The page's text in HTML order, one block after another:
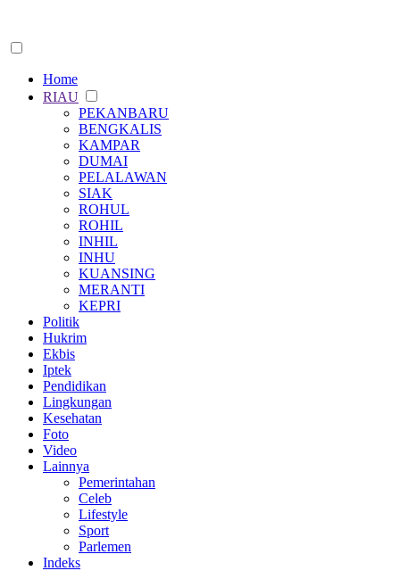
Home
RIAU
PEKANBARU
BENGKALIS
KAMPAR
DUMAI
PELALAWAN
SIAK
ROHUL
ROHIL
INHIL
INHU
KUANSING
MERANTI
KEPRI
Politik
Hukrim
Ekbis
Iptek
Pendidikan
Lingkungan
Kesehatan
Foto
Video
Lainnya
Pemerintahan
Celeb
Lifestyle
Sport
Parlemen
Indeks